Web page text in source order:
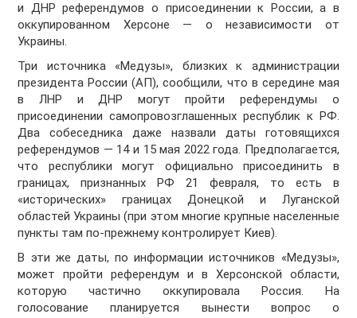
и ДНР референдумов о присоединении к России, а в
оккупированном Херсоне — о независимости от
Украины.
Три источника «Медузы», близких к администрации
президента России (АП), сообщили, что в середине мая
в ЛНР и ДНР могут пройти референдумы о
присоединении самопровозглашенных республик к РФ.
Два собеседника даже назвали даты готовящихся
референдумов — 14 и 15 мая 2022 года. Предполагается,
что республики могут официально присоединить в
границах, признанных РФ 21 февраля, то есть в
«исторических» границах Донецкой и Луганской
областей Украины (при этом многие крупные населенные
пункты там по-прежнему контролирует Киев).
В эти же даты, по информации источников «Медузы»,
может пройти референдум и в Херсонской области,
которую частично оккупировала Россия. На
голосование планируется вынести вопрос о